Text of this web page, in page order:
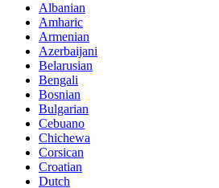
Albanian
Amharic
Armenian
Azerbaijani
Belarusian
Bengali
Bosnian
Bulgarian
Cebuano
Chichewa
Corsican
Croatian
Dutch